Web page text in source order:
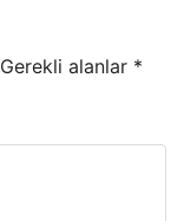
Gerekli alanlar *